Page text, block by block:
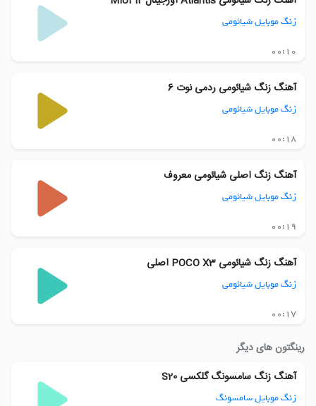
زنگ موبایل شیائومی
00:10
آهنگ زنگ شیائومی ردمی نوت 6
زنگ موبایل شیائومی
00:18
آهنگ زنگ اصلی شیائومی معروف
زنگ موبایل شیائومی
00:19
آهنگ زنگ شیائومی POCO X3 اصلی
زنگ موبایل شیائومی
00:17
رینگتون های دیگر
آهنگ زنگ سامسونگ گلکسی S20
زنگ موبایل سامسونگ